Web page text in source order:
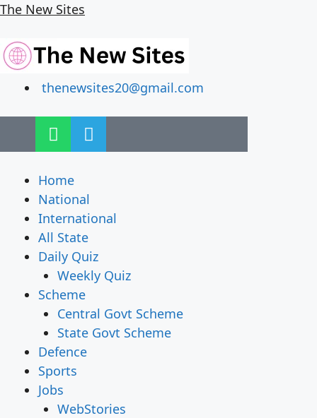
The New Sites
thenewsites20@gmail.com
Home
National
International
All State
Daily Quiz
Weekly Quiz
Scheme
Central Govt Scheme
State Govt Scheme
Defence
Sports
Jobs
WebStories